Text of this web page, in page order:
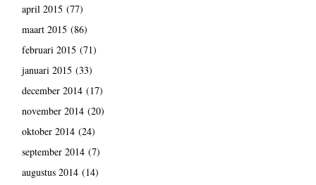
april 2015 (77)
maart 2015 (86)
februari 2015 (71)
januari 2015 (33)
december 2014(17)
november 2014(20)
oktober 2014(24)
september 2014(7)
augustus 2014(14)